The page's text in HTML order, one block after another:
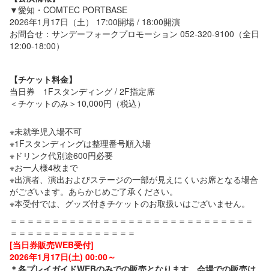
▼愛知・COMTEC PORTBASE
2026年1月17日（土） 17:00開場 / 18:00開演
お問合せ：サンデーフォークプロモーション 052-320-9100（全日
12:00-18:00）
【チケット料金】
当日券 1Fスタンディング / 2F指定席
＜チケットのみ＞10,000円（税込）
※未就学児入場不可
※1Fスタンディングは整理番号順入場
※ドリンク代別途600円必要
※お一人様4枚まで
※出演者、演出およびステージの一部が見えにくいお席となる場合
がございます。あらかじめご了承ください。
※本受付では、グッズ付きチケットのお取扱いはございません。
＝＝＝＝＝＝＝＝＝＝＝＝＝＝＝＝＝＝＝＝＝＝＝＝＝＝＝＝＝
＝＝＝＝＝＝＝＝＝＝＝＝＝＝＝
[当日券販売WEB受付]
2026年1月17日(土) 00:00～
＊各プレイガイドWEBのみでの販売となります。会場での販売は